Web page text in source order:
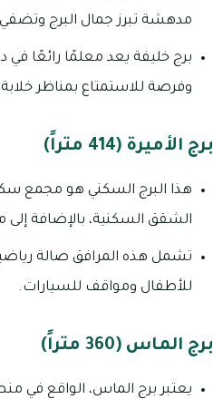
مدهشة تبرز جمال البرج وتضفي
برج خليفة يعد معلمًا رائعًا في
وفرصة للاستمتاع بمناظر خلابة
برج الأميرة (414 متراً)
الشقق السكنية، بالإضافة إلى
تشمل هذه المرافق صالة
للأطفال ومواقف للسيارات.
برج الماس (360 متراً)
يعتبر برج الماس، الواقع في